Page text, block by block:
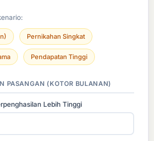
Pernikahan Singkat
Pendapatan Tinggi
PASANGAN (KOTOR BULANAN)
Lebih Tinggi